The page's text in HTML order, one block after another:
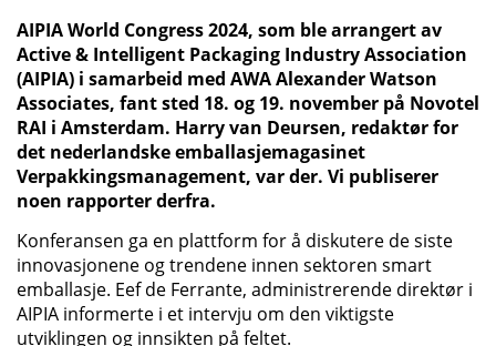
AIPIA World Congress 2024, som ble arrangert av
Active & Intelligent Packaging Industry Association
(AIPIA) i samarbeid med AWA Alexander Watson
Associates, fant sted 18. og 19. november på Novotel
RAI i Amsterdam. Harry van Deursen, redaktør for
det nederlandske emballasjemagasinet
Verpakkingsmanagement, var der. Vi publiserer
noen rapporter derfra.
Konferansen ga en plattform for å diskutere de siste
innovasjonene og trendene innen sektoren smart
emballasje. Eef de Ferrante, administrerende direktør i
AIPIA informerte i et intervju om den viktigste
utviklingen og innsikten på feltet.